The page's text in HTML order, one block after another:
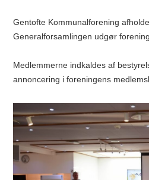
Gentofte Kommunalforening
Generalforsamlingen udgør
Medlemmerne indkaldes af
annoncering i foreningens